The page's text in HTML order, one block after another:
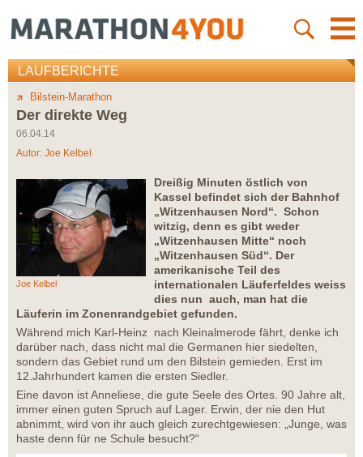
LAUFBERICHTE
Bilstein-Marathon
Der direkte Weg
06.04.14
Autor: Joe Kelbel
Joe Kelbel
Dreißig Minuten östlich von
Kassel befindet sich der Bahnhof
„Witzenhausen Nord“. Schon
witzig, denn es gibt weder
„Witzenhausen Mitte“ noch
„Witzenhausen Süd“. Der
amerikanische Teil des
internationalen Läuferfeldes weiss
dies nun auch, man hat die
Läuferin im Zonenrandgebiet gefunden.
Während mich Karl-Heinz nach Kleinalmerode fährt, denke ich
darüber nach, dass nicht mal die Germanen hier siedelten,
sondern das Gebiet rund um den Bilstein gemieden. Erst im
12.Jahrhundert kamen die ersten Siedler.
Eine davon ist Anneliese, die gute Seele des Ortes. 90 Jahre alt,
immer einen guten Spruch auf Lager. Erwin, der nie den Hut
abnimmt, wird von ihr auch gleich zurechtgewiesen: „Junge, was
haste denn für ne Schule besucht?“